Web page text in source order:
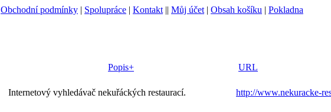
Obchodní podmínky | Spolupráce | Kontakt || Můj účet | Obsah košíku | Pokladna
Popis+ URL
Internetový vyhledávač nekuřáckých restaurací. http://www.nekuracke-